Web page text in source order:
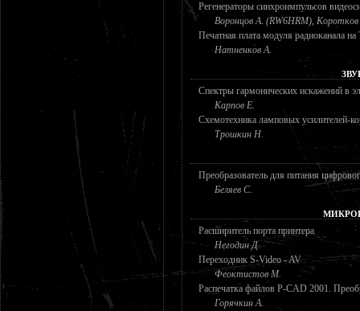
Регенераторы синхроимпульсов
Воронцов А. (RW6HRM), Коротков
Печатная плата модуля радиоканала
Натненков А.
Спектры гармонических искажений в
Карпов Е.
Схемотехника ламповых усилителей-
Трошкин Н.
Преобразователь для питания
Беляев С.
Расширитель порта принтера
Негодин Д.
Переходник S-Video - AV
Феоктистов М.
Распечатка файлов P-CAD 2001.
Горячкин А.